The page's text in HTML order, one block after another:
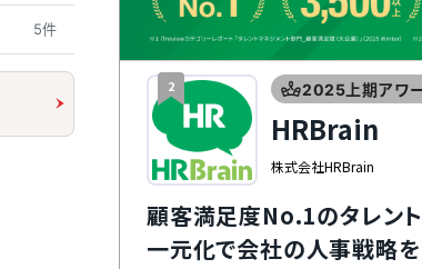
5件
2 2025上期アワ
HRBrain
株式会社HRBrain
顧客満足度No.1のタレン
一元化で会社の人事戦略